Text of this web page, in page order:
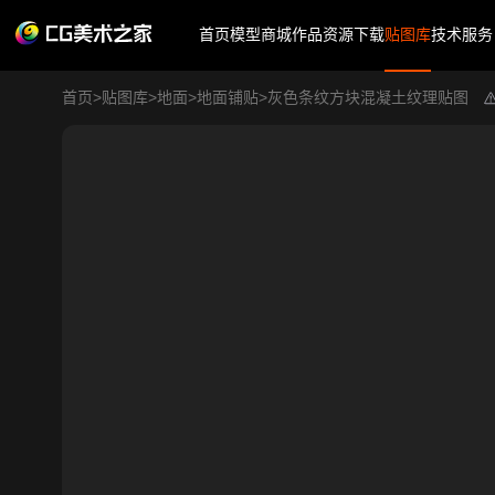
首页模型商城作品资源下载贴图库技术服务
首页>贴图库>地面>地面铺贴>灰色条纹方块混凝土纹理贴图